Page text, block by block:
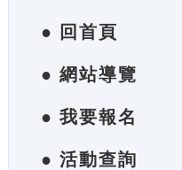
● 回首頁
● 網站導覽
● 我要報名
● 活動查詢